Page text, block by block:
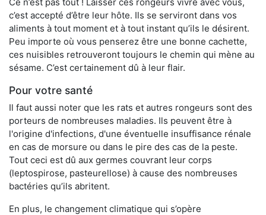
c’est accepté d’être leur hôte. Ils se serviront dans vos
aliments à tout moment et à tout instant qu’ils le désirent.
Peu importe où vous penserez être une bonne cachette,
ces nuisibles retrouveront toujours le chemin qui mène au
sésame. C’est certainement dû à leur flair.
Pour votre santé
Il faut aussi noter que les rats et autres rongeurs sont des
porteurs de nombreuses maladies. Ils peuvent être à
l'origine d'infections, d'une éventuelle insuffisance rénale
en cas de morsure ou dans le pire des cas de la peste.
Tout ceci est dû aux germes couvrant leur corps
(leptospirose, pasteurellose) à cause des nombreuses
bactéries qu’ils abritent.
En plus, le changement climatique qui s’opère